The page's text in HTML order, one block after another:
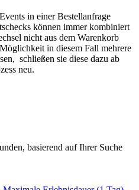
in einer Bestellanfrage
können immer kombiniert
nicht aus dem Warenkorb
in diesem Fall mehrere
schließen sie diese dazu ab
neu.
basierend auf Ihrer Suche